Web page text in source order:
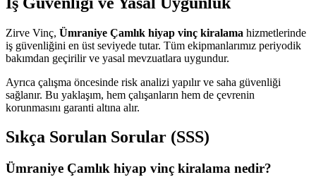
Zirve Vinç, Ümraniye Çamlık hiyap vinç kiralama hizmetlerinde
iş güvenliğini en üst seviyede tutar. Tüm ekipmanlarımız periyodik
bakımdan geçirilir ve yasal mevzuatlara uygundur.
Ayrıca çalışma öncesinde risk analizi yapılır ve saha güvenliği
sağlanır. Bu yaklaşım, hem çalışanların hem de çevrenin
korunmasını garanti altına alır.
Sıkça Sorulan Sorular (SSS)
Ümraniye Çamlık hiyap vinç kiralama nedir?